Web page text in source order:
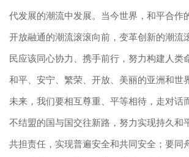
代发展的潮流中发展。当今世界，和平合作
开放融通的潮流滚滚向前，变革创新的潮流
民应该同心协力、携手前行，努力构建人类
和平、安宁、繁荣、开放、美丽的亚洲和世
未来，我们要相互尊重、平等相待，走对话
不结盟的国与国交往新路，努力实现持久和
共担责任，实现普遍安全和共同安全；要同